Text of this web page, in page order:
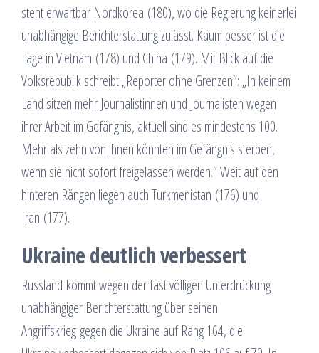
steht erwartbar Nordkorea (180), wo die Regierung keinerlei
unabhängige Berichterstattung zulässt. Kaum besser ist die
Lage in Vietnam (178) und China (179). Mit Blick auf die
Volksrepublik schreibt „Reporter ohne Grenzen“: „In keinem
Land sitzen mehr Journalistinnen und Journalisten wegen
ihrer Arbeit im Gefängnis, aktuell sind es mindestens 100.
Mehr als zehn von ihnen könnten im Gefängnis sterben,
wenn sie nicht sofort freigelassen werden.“ Weit auf den
hinteren Rängen liegen auch Turkmenistan (176) und
Iran (177).
Ukraine deutlich verbessert
Russland kommt wegen der fast völligen Unterdrückung
unabhängiger Berichterstattung über seinen
Angriffskrieg gegen die Ukraine auf Rang 164, die